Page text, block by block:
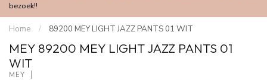
bezoek!!
Home / 89200 MEY LIGHT JAZZ PANTS 01 WIT
MEY 89200 MEY LIGHT JAZZ PANTS 01
WIT
MEY